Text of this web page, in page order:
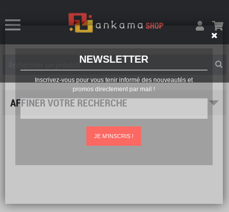
NEWSLETTER
Inscrivez-vous pour vous tenir informé des nouveautés et
promos directement par mail !
JE M'INSCRIS !
AFFINER VOTRE RECHERCHE